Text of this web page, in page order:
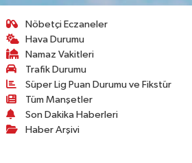
Nöbetçi Eczaneler
Hava Durumu
Namaz Vakitleri
Trafik Durumu
Süper Lig Puan Durumu ve Fikstür
Tüm Manşetler
Son Dakika Haberleri
Haber Arşivi